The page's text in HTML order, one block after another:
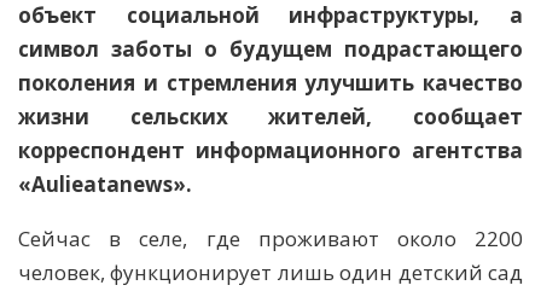
объект социальной инфраструктуры, а
символ заботы о будущем подрастающего
поколения и стремления улучшить качество
жизни сельских жителей, сообщает
корреспондент информационного агентства
«Aulieаtanews».
Сейчас в селе, где проживают около 2200
человек, функционирует лишь один детский сад